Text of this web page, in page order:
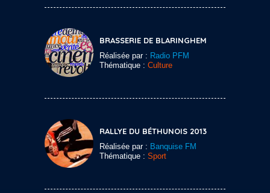
BRASSERIE DE BLARINGHEM
Réalisée par : Radio PFM
Thématique : Culture
RALLYE DU BÉTHUNOIS 2013
Réalisée par : Banquise FM
Thématique : Sport